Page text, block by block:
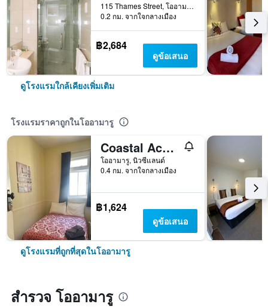
115 Thames Street, โออามารู, นิวซีแลนด์
0.2 กม. จากใจกลางเมือง
฿2,684
ดูข้อเสนอ
ดูโรงแรมใกล้เคียงเพิ่มเติม
โรงแรมราคาถูกในโออามารู
Coastal Accommodation
โออามารู, นิวซีแลนด์
0.4 กม. จากใจกลางเมือง
฿1,624
ดูข้อเสนอ
ดูโรงแรมที่ถูกที่สุดในโออามารู
สำรวจ โออามารู